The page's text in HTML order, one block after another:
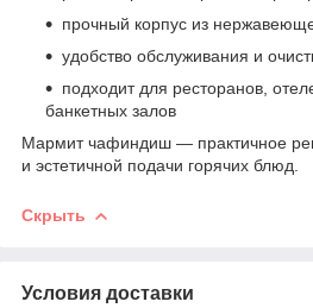
прочный корпус из
удобство обслуживания и
подходит для ресторанов,
банкетных залов
Мармит чафиндиш — практичное
и эстетичной подачи горячих блюд.
Скрыть
Условия доставки